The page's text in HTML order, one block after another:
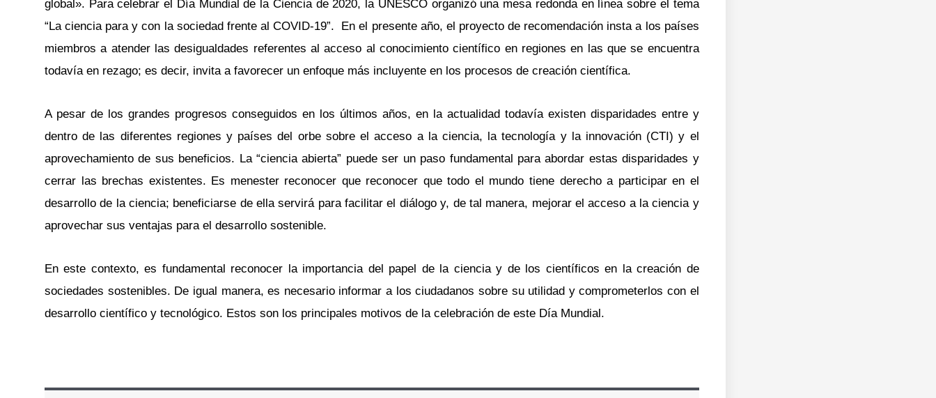
global». Para celebrar el Día Mundial de la Ciencia de 2020, la UNESCO organizó una mesa redonda en línea sobre el tema
“La ciencia para y con la sociedad frente al COVID-19”. En el presente año, el proyecto de recomendación insta a los países
miembros a atender las desigualdades referentes al acceso al conocimiento científico en regiones en las que se encuentra
todavía en rezago; es decir, invita a favorecer un enfoque más incluyente en los procesos de creación científica.
A pesar de los grandes progresos conseguidos en los últimos años, en la actualidad todavía existen disparidades entre y
dentro de las diferentes regiones y países del orbe sobre el acceso a la ciencia, la tecnología y la innovación (CTI) y el
aprovechamiento de sus beneficios. La “ciencia abierta” puede ser un paso fundamental para abordar estas disparidades y
cerrar las brechas existentes. Es menester reconocer que reconocer que todo el mundo tiene derecho a participar en el
desarrollo de la ciencia; beneficiarse de ella servirá para facilitar el diálogo y, de tal manera, mejorar el acceso a la ciencia y
aprovechar sus ventajas para el desarrollo sostenible.
En este contexto, es fundamental reconocer la importancia del papel de la ciencia y de los científicos en la creación de
sociedades sostenibles. De igual manera, es necesario informar a los ciudadanos sobre su utilidad y comprometerlos con el
desarrollo científico y tecnológico. Estos son los principales motivos de la celebración de este Día Mundial.